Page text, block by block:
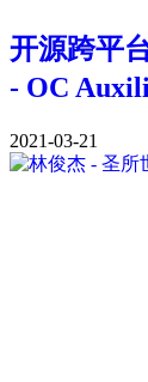
开源跨平
- OC
2021-03-21